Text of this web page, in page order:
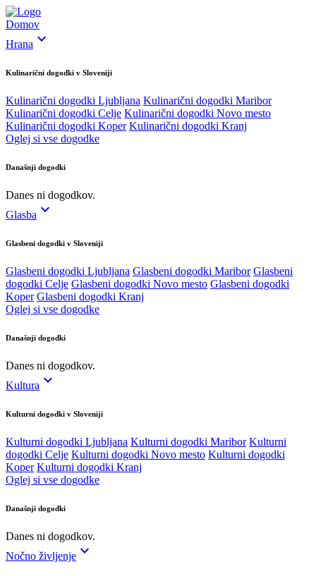
Domov
Hrana expand_more
Kulinarični dogodki v Sloveniji
Kulinarični dogodki Ljubljana Kulinarični dogodki Maribor
Kulinarični dogodki Celje Kulinarični dogodki Novo mesto
Kulinarični dogodki Koper Kulinarični dogodki Kranj
Oglej si vse dogodke
Današnji dogodki
Danes ni dogodkov.
Glasba expand_more
Glasbeni dogodki v Sloveniji
Glasbeni dogodki Ljubljana Glasbeni dogodki Maribor Glasbeni
dogodki Celje Glasbeni dogodki Novo mesto Glasbeni dogodki
Koper Glasbeni dogodki Kranj
Oglej si vse dogodke
Današnji dogodki
Danes ni dogodkov.
Kultura expand_more
Kulturni dogodki v Sloveniji
Kulturni dogodki Ljubljana Kulturni dogodki Maribor Kulturni
dogodki Celje Kulturni dogodki Novo mesto Kulturni dogodki
Koper Kulturni dogodki Kranj
Oglej si vse dogodke
Današnji dogodki
Danes ni dogodkov.
Nočno življenje expand_more